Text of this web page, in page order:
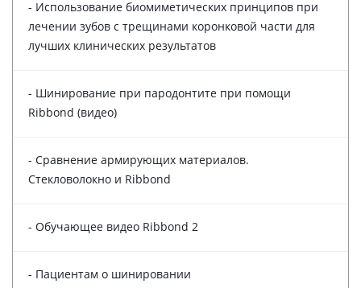
- Использование биомиметических принципов при
лечении зубов с трещинами коронковой части для
лучших клинических результатов
- Шинирование при пародонтите при помощи
Ribbond (видео)
- Сравнение армирующих материалов.
Стекловолокно и Ribbond
- Обучающее видео Ribbond 2
- Пациентам о шинировании